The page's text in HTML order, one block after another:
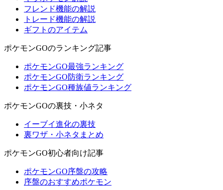
フレンド機能の解説
トレード機能の解説
ギフトのアイテム
ポケモンGOのランキング記事
ポケモンGO最強ランキング
ポケモンGO防衛ランキング
ポケモンGO種族値ランキング
ポケモンGOの裏技・小ネタ
イーブイ進化の裏技
裏ワザ・小ネタまとめ
ポケモンGO初心者向け記事
ポケモンGO序盤の攻略
序盤のおすすめポケモン